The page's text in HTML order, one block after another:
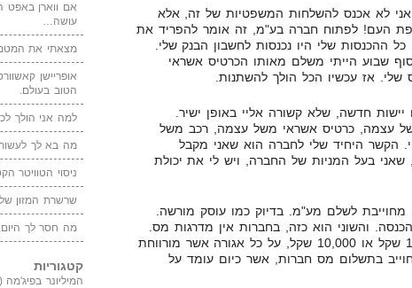
לא אכנס להשלחות המשפטיות של זה, אלא
העם! לפתוח חברה בע"מ, זה אומר להפריד את
ההכנסות שלי היו נכנסות לחשבון הבנק שלי.
שבוע הייתי משלם מאותו הכרטיס אשראי
אז עכשיו הכל הולך להשתנות.
חדשה, שלא קשורה אליי באופן ישיר.
עצמה, כרטיס אשראי משל עצמה, רכב משל
הקשר היחיד שלי לחברה הוא שאני מקבל
שאני בעל המניות של החברה, ויש לי את יכולת
לשלם מע"מ. בדיוק כמו עוסק מורשה.
והשוני הוא כזה, בחברות אין מדרגות מס.
זה לא משנה אם אני מרוויח 10 שקל או 10,000 שקל, על כל אגורה אשר מורווחת
בתשלום מס חברות, אשר כיום עומד על
אם ווארן באפט
עושה…
מצאתי את
אופריישן
הטוב בעולם.
למה אני הולך
מה בא לך לעשות
ניסוי הטוויטר
שרשרת המזון
מה חסר לך
קטגוריות
המיליונר בפיג'מה (149)